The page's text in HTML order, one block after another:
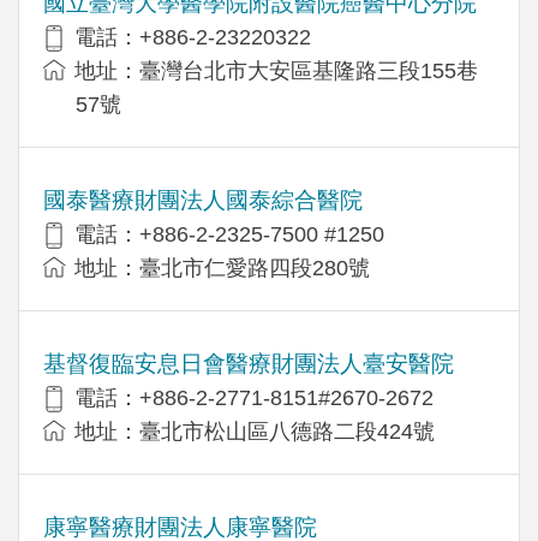
電話：+886-2-23220322
地址：臺灣台北市大安區基隆路三段155巷
57號
國泰醫療財團法人國泰綜合醫院
電話：+886-2-2325-7500 #1250
地址：臺北市仁愛路四段280號
基督復臨安息日會醫療財團法人臺安醫院
電話：+886-2-2771-8151#2670-2672
地址：臺北市松山區八德路二段424號
康寧醫療財團法人康寧醫院